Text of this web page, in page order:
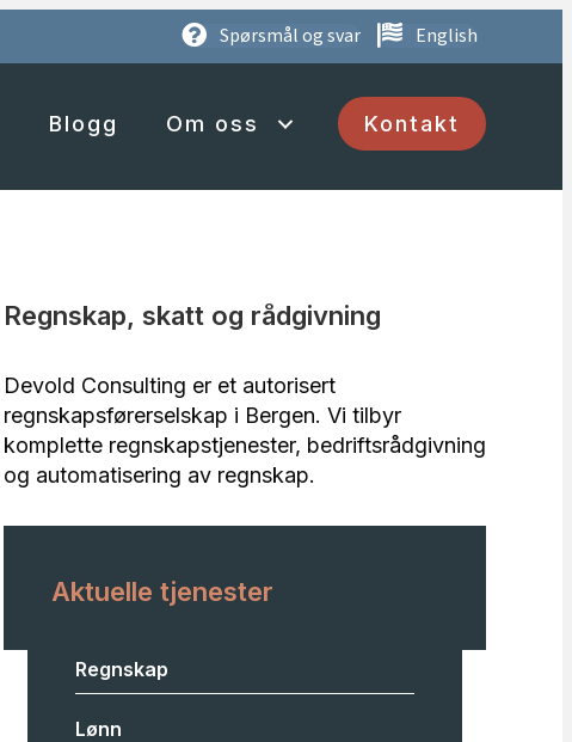
Spørsmål og svar English
Blogg Om oss Kontakt
Regnskap, skatt og rådgivning
Devold Consulting er et autorisert
regnskapsførerselskap i Bergen. Vi tilbyr
komplette regnskapstjenester, bedriftsrådgivning
og automatisering av regnskap.
Aktuelle tjenester
Regnskap
Lønn